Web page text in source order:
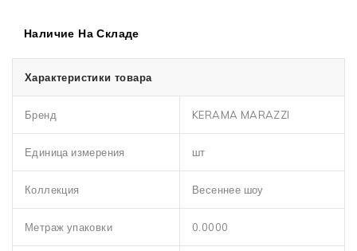
Наличие На Складе
Характеристики товара
Бренд KERAMA MARAZZI
Единица измерения шт
Коллекция Весеннее шоу
Метраж упаковки 0.0000